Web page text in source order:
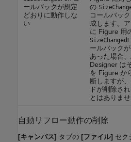
ールバックが想定
どおりに動作しな
い
の
コールバッ
成します。
に Figure 用
ールバック
あった場合
Designer は
を Figure か
断しますが
ドが削除さ
とはありませ
自動リフロー動作の削除
[キャンバス] タブの [ファイル] セク